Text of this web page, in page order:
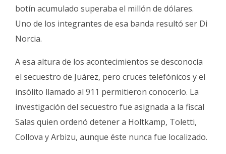
botín acumulado superaba el millón de dólares.
Uno de los integrantes de esa banda resultó ser Di
Norcia.
A esa altura de los acontecimientos se desconocía
el secuestro de Juárez, pero cruces telefónicos y el
insólito llamado al 911 permitieron conocerlo. La
investigación del secuestro fue asignada a la fiscal
Salas quien ordenó detener a Holtkamp, Toletti,
Collova y Arbizu, aunque éste nunca fue localizado.